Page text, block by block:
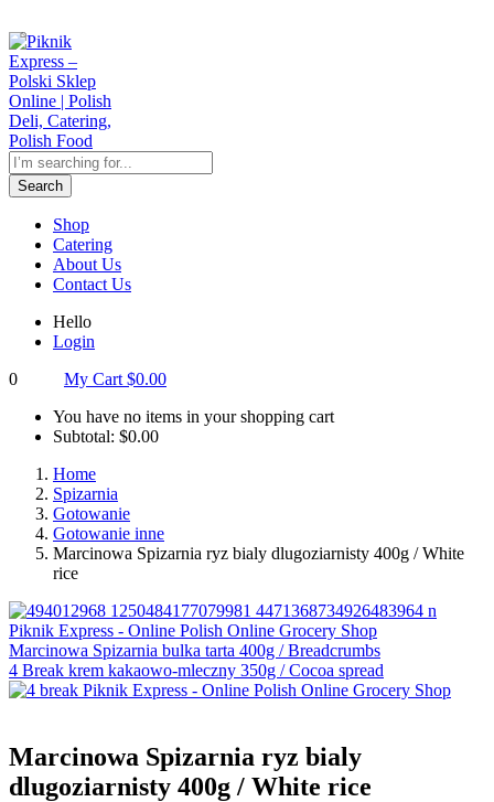
Search
Shop
Catering
About Us
Contact Us
Hello
Login
0
My Cart $0.00
You have no items in your shopping cart
Subtotal: $0.00
Home
Spizarnia
Gotowanie
Gotowanie inne
Marcinowa Spizarnia ryz bialy dlugoziarnisty 400g / White
rice
Marcinowa Spizarnia bulka tarta 400g / Breadcrumbs
4 Break krem kakaowo-mleczny 350g / Cocoa spread
Marcinowa Spizarnia ryz bialy
dlugoziarnisty 400g / White rice